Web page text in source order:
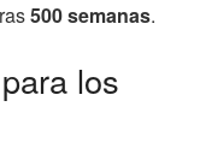
500 semanas.
los